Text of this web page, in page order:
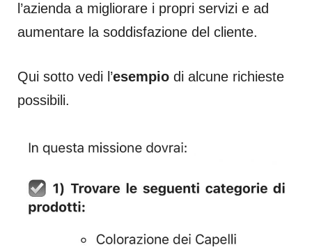
l’azienda a migliorare i propri servizi e ad
aumentare la soddisfazione del cliente.
Qui sotto vedi l’esempio di alcune richieste
possibili.